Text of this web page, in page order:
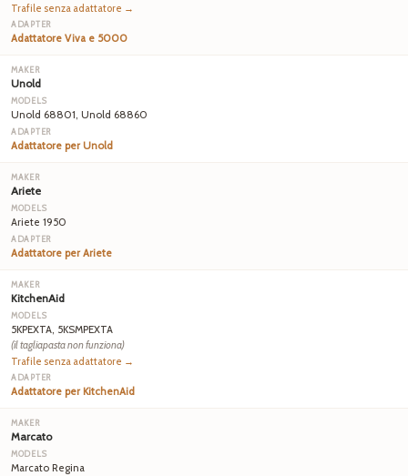
Trafile senza adattatore →
Adattatore Viva e 5000
Unold
Unold 68801, Unold 68860
Adattatore per Unold
Ariete
Ariete 1950
Adattatore per Ariete
KitchenAid
5KPEXTA, 5KSMPEXTA
(il tagliapasta non funziona)
Trafile senza adattatore →
Adattatore per KitchenAid
Marcato
Marcato Regina